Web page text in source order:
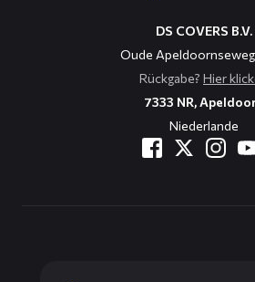
DS COVERS B.V.
Oude Apeldoornseweg
Rückgabe? Hier
7333 NR,
Niederlande